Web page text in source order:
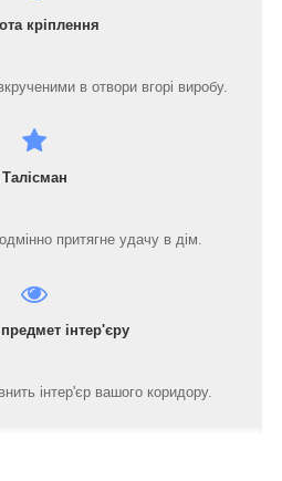
в отвори вгорі виробу.
Талісман
притягне удачу в дім.
інтер'єру
інтер'єр вашого коридору.